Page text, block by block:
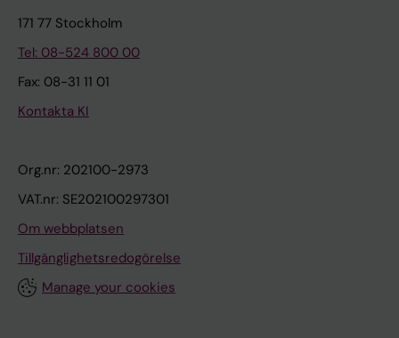
171 77 Stockholm
Tel: 08-524 800 00
Fax: 08-31 11 01
Kontakta KI
Org.nr: 202100-2973
VAT.nr: SE202100297301
Om webbplatsen
Tillgänglighetsredogörelse
Manage your cookies